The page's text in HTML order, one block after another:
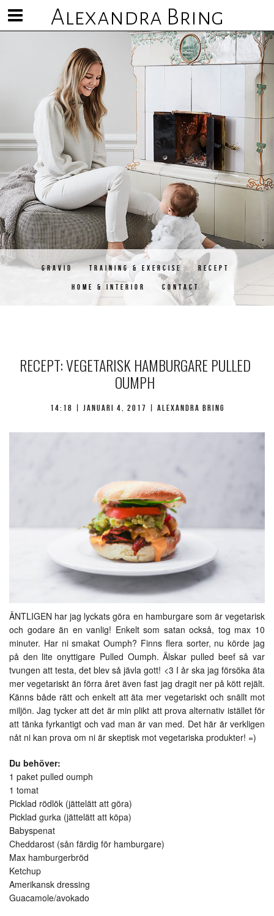
Alexandra Bring
Visa/göm
meny
GRAVID TRAINING & EXERCISE RECEPT
HOME & INTERIOR CONTACT
RECEPT: VEGETARISK HAMBURGARE PULLED
OUMPH
14:18 | januari 4, 2017 | Alexandra Bring
ÄNTLIGEN har jag lyckats göra en hamburgare som är vegetarisk
och godare än en vanlig! Enkelt som satan också, tog max 10
minuter. Har ni smakat Oumph? Finns flera sorter, nu körde jag
på den lite onyttigare Pulled Oumph. Älskar pulled beef så var
tvungen att testa, det blev så jävla gott! <3 I år ska jag försöka äta
mer vegetariskt än förra året även fast jag dragit ner på kött rejält.
Känns både rätt och enkelt att äta mer vegetariskt och snällt mot
miljön. Jag tycker att det är min plikt att prova alternativ istället för
att tänka fyrkantigt och vad man är van med. Det här är verkligen
nåt ni kan prova om ni är skeptisk mot vegetariska produkter! =)
Du behöver:
1 paket pulled oumph
1 tomat
Picklad rödlök (jättelätt att göra)
Picklad gurka (jättelätt att köpa)
Babyspenat
Cheddarost (sån färdig för hamburgare)
Max hamburgerbröd
Ketchup
Amerikansk dressing
Guacamole/avokado